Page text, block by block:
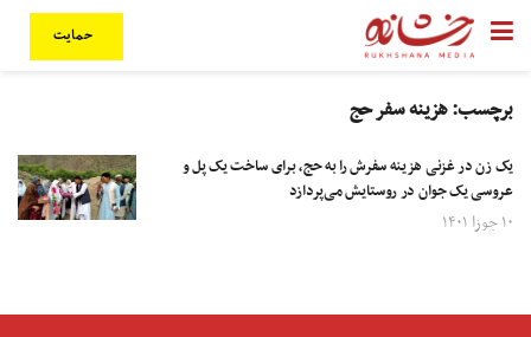
حمایت
برچسب:هزینه سفر حج
یک زن در غزنی هزینه سفرش را به حج، برای ساخت یک پل و
عروسی یک جوان در روستایش می‌پردازد
۱۰ جوزا ۱۴۰۱